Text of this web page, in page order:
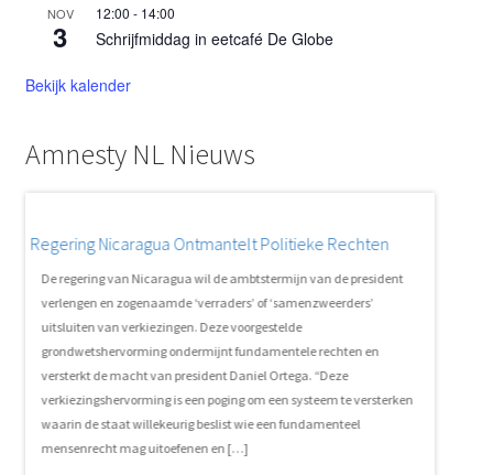
NOV
3
12:00 - 14:00
Schrijfmiddag in eetcafé De Globe
Bekijk kalender
Amnesty NL Nieuws
Regering Nicaragua Ontmantelt Politieke Rechten
De regering van Nicaragua wil de ambtstermijn van de president
verlengen en zogenaamde ‘verraders’ of ‘samenzweerders’
uitsluiten van verkiezingen. Deze voorgestelde
grondwetshervorming ondermijnt fundamentele rechten en
versterkt de macht van president Daniel Ortega. “Deze
verkiezingshervorming is een poging om een systeem te versterken
waarin de staat willekeurig beslist wie een fundamenteel
mensenrecht mag uitoefenen en […]